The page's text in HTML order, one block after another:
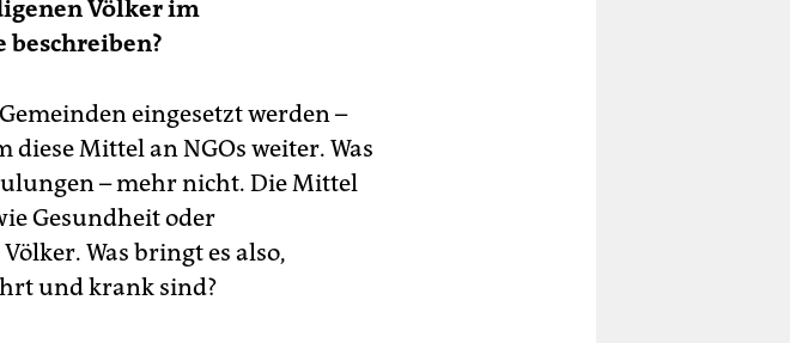
Völker im
eingesetzt werden –
Mittel an NGOs weiter. Was
– mehr nicht. Die Mittel
Gesundheit oder
Was bringt es also,
und krank sind?